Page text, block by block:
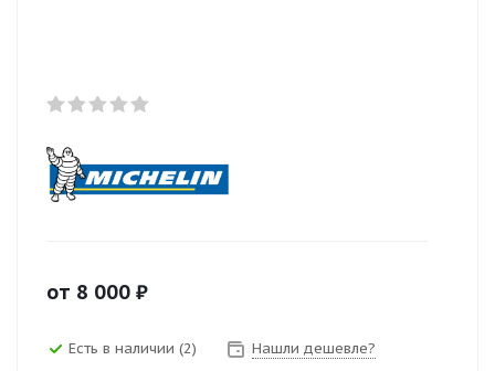
от 8 000 ₽
Есть в наличии (2) Нашли дешевле?